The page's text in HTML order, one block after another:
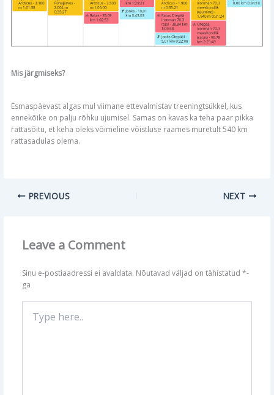
Mis järgmiseks?
Esmaspäevast algas mul viimane ettevalmistav treeningtsükkel, kus
ennekõike on palju rõhku ujumisel. Samas on kavas ka teha paar pikka
rattasõitu, et keha oleks võimeline võistluse raames muretult 540 km
rattasadulas olema.
PREVIOUS NEXT
Leave a Comment
Sinu e-postiaadressi ei avaldata. Nõutavad väljad on tähistatud*-
ga
here..